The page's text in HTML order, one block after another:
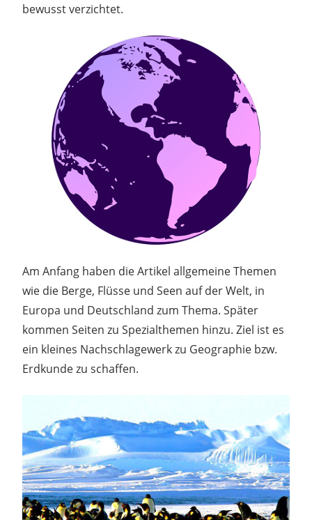
bewusst verzichtet.
Am Anfang haben die Artikel allgemeine Themen
wie die Berge, Flüsse und Seen auf der Welt, in
Europa und Deutschland zum Thema. Später
kommen Seiten zu Spezialthemen hinzu. Ziel ist es
ein kleines Nachschlagewerk zu Geographie bzw.
Erdkunde zu schaffen.